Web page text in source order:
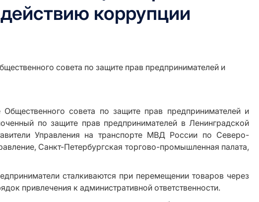
коррупции
совета по защите прав предпринимателей и
по защите прав предпринимателей в Ленинградской
Управления на транспорте МВД России по Северо-
Санкт-Петербургская торгово-промышленная палата,
сталкиваются при перемещении товаров через
привлечения к административной ответственности.